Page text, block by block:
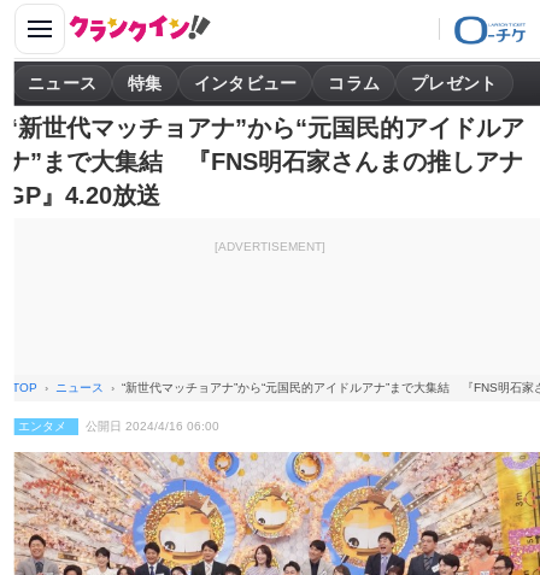
ニュース 特集 インタビュー コラム プレゼント
“新世代マッチョアナ”から“元国民的アイドルア
ナ”まで大集結 『FNS明石家さんまの推しアナ
GP』4.20放送
[ADVERTISEMENT]
TOP ニュース “新世代マッチョアナ”から“元国民的アイドルアナ”まで大集結 『FNS明石
エンタメ 公開日 2024/4/16 06:00